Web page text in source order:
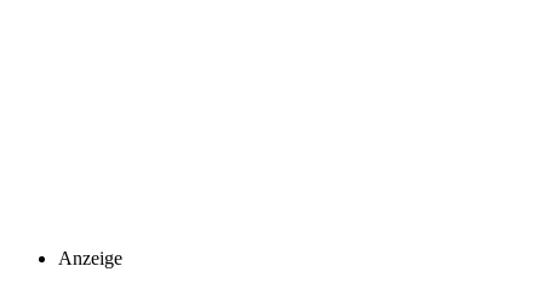
Anzeige